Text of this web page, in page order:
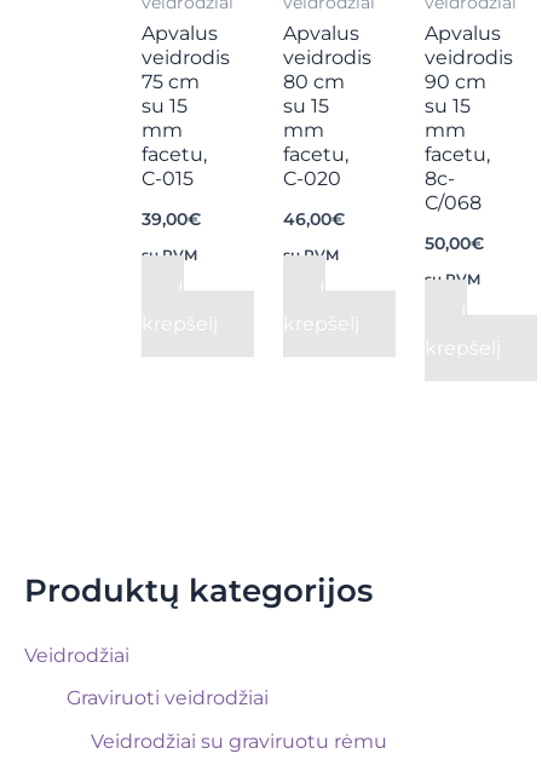
Produktų kategorijos
Veidrodžiai
Graviruoti veidrodžiai
Veidrodžiai su graviruotu rėmu
Apvalus
veidrodis
75 cm
su 15
mm
facetu,
C-015
39,00€
su PVM
Į
krepšelį
Apvalus
veidrodis
80 cm
su 15
mm
facetu,
C-020
46,00€
su PVM
Į
krepšelį
Apvalus
veidrodis
90 cm
su 15
mm
facetu,
8с-
С/068
50,00€
su PVM
Į
krepšelį